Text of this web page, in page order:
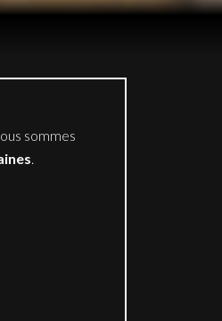
sommes
.